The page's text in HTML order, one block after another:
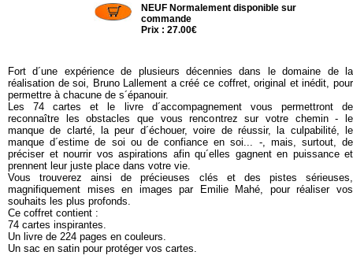
NEUF Normalement disponible sur
commande
Prix : 27.00€
Fort d´une expérience de plusieurs décennies dans le domaine de la
réalisation de soi, Bruno Lallement a créé ce coffret, original et inédit, pour
permettre à chacune de s´épanouir.
Les 74 cartes et le livre d´accompagnement vous permettront de
reconnaître les obstacles que vous rencontrez sur votre chemin - le
manque de clarté, la peur d´échouer, voire de réussir, la culpabilité, le
manque d´estime de soi ou de confiance en soi... -, mais, surtout, de
préciser et nourrir vos aspirations afin qu´elles gagnent en puissance et
prennent leur juste place dans votre vie.
Vous trouverez ainsi de précieuses clés et des pistes sérieuses,
magnifiquement mises en images par Emilie Mahé, pour réaliser vos
souhaits les plus profonds.
Ce coffret contient :
74 cartes inspirantes.
Un livre de 224 pages en couleurs.
Un sac en satin pour protéger vos cartes.